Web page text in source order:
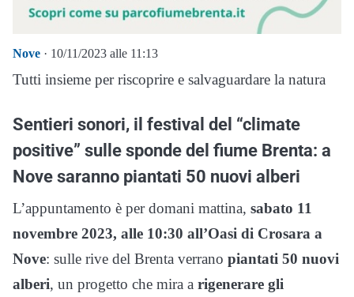
Nove · 10/11/2023 alle 11:13
Tutti insieme per riscoprire e salvaguardare la natura
Sentieri sonori, il festival del “climate
positive” sulle sponde del fiume Brenta: a
Nove saranno piantati 50 nuovi alberi
L’appuntamento è per domani mattina, sabato 11
novembre 2023, alle 10:30 all’Oasi di Crosara a
Nove: sulle rive del Brenta verrano piantati 50 nuovi
alberi, un progetto che mira a rigenerare gli